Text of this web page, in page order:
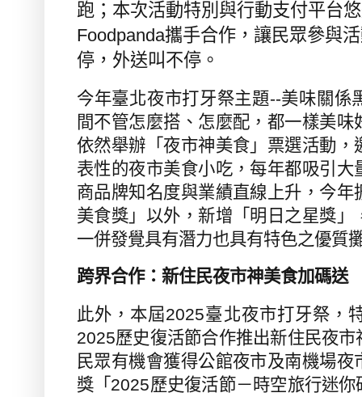
跑；本次活動特別與行動支付平台
Foodpanda攜手合作，讓民眾參與
停，外送叫不停。
今年臺北夜市打牙祭主題--美味關係
間不管怎麼搭、怎麼配，都一樣美
依然舉辦「夜市神美食」票選活動
表性的夜市美食小吃，每年都吸引
商品牌知名度與業績直線上升，今
美食獎」以外，新增「明日之星獎
一併發覺具有潛力也具有特色之優質
跨界合作：新住民夜市神美食加碼送
此外，本屆2025臺北夜市打牙祭，
2025歷史復活節合作推出新住民夜
民眾有機會獲得公館夜市及南機場
獎「 2025歷史復活節－時空旅行迷